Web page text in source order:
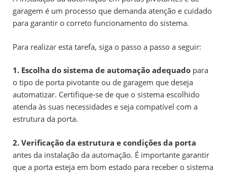
garagem é um processo que demanda atenção e cuidado
para garantir o correto funcionamento do sistema.
Para realizar esta tarefa, siga o passo a passo a seguir:
1. Escolha do sistema de automação adequado para
o tipo de porta pivotante ou de garagem que deseja
automatizar. Certifique-se de que o sistema escolhido
atenda às suas necessidades e seja compatível com a
estrutura da porta.
2. Verificação da estrutura e condições da porta
antes da instalação da automação. É importante garantir
que a porta esteja em bom estado para receber o sistema